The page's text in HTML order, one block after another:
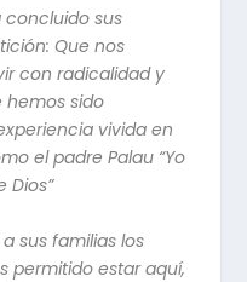
concluido sus
Que nos
con radicalidad y
hemos sido
vivida en
el padre Palau “Yo
Dios”
sus familias los
permitido estar aquí,